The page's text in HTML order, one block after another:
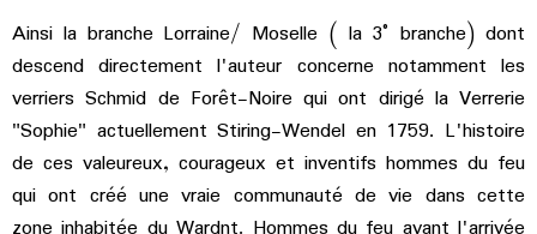
Ainsi la branche Lorraine/ Moselle ( la 3° branche) dont
descend directement l'auteur concerne notamment les
verriers Schmid de Forêt-Noire qui ont dirigé la Verrerie
"Sophie" actuellement Stiring-Wendel en 1759. L'histoire
de ces valeureux, courageux et inventifs hommes du feu
qui ont créé une vraie communauté de vie dans cette